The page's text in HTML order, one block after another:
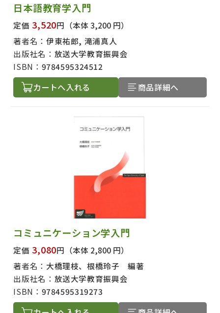
日本語教育学入門
定価 3,520円 （本体 3,200 円）
著者名： 伊東祐郎, 滝浦真人
出版社名： 放送大学教育振興会
ISBN： 9784595324512
カートへ入れる 商品詳細へ
コミュニケーション学入門
定価 3,080円 （本体 2,800 円）
著者名： 大橋理枝、根橋玲子 編著
出版社名： 放送大学教育振興会
ISBN： 9784595319273